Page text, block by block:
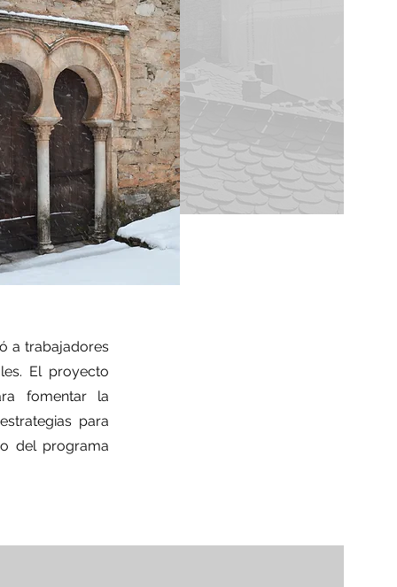
a trabajadores
El proyecto
fomentar la
para
del programa